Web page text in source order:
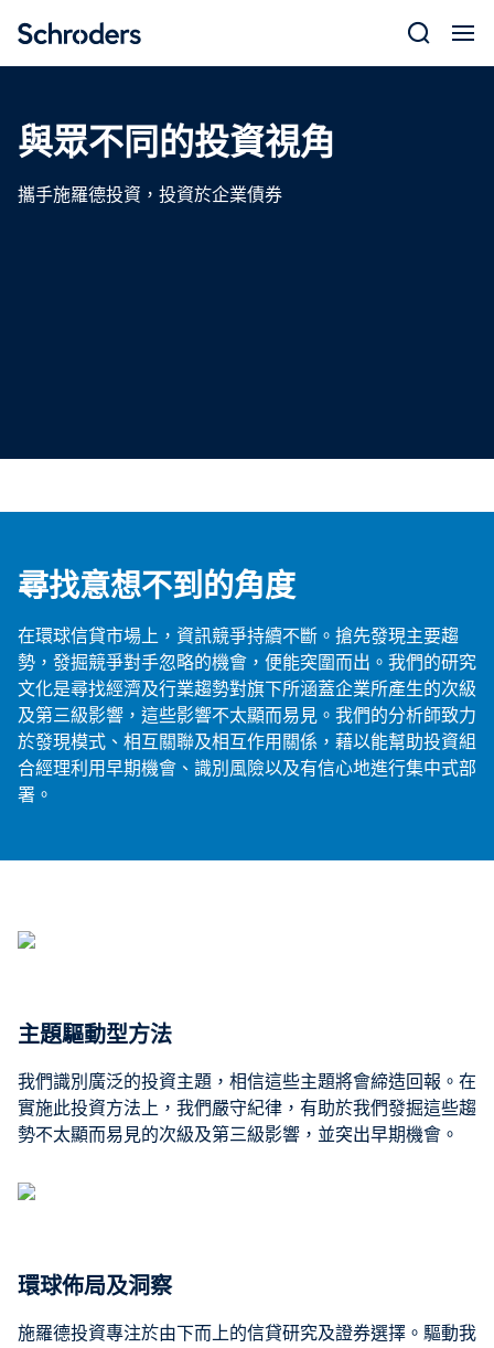
content
與眾不同的投資視角
攜手施羅德投資，投資於企業債券
尋找意想不到的角度
在環球信貸市場上，資訊競爭持續不斷。搶先發現主要趨
勢，發掘競爭對手忽略的機會，便能突圍而出。我們的研究
文化是尋找經濟及行業趨勢對旗下所涵蓋企業所產生的次級
及第三級影響，這些影響不太顯而易見。我們的分析師致力
於發現模式、相互關聯及相互作用關係，藉以能幫助投資組
合經理利用早期機會、識別風險以及有信心地進行集中式部
署。
主題驅動型方法
我們識別廣泛的投資主題，相信這些主題將會締造回報。在
實施此投資方法上，我們嚴守紀律，有助於我們發掘這些趨
勢不太顯而易見的次級及第三級影響，並突出早期機會。
環球佈局及洞察
施羅德投資專注於由下而上的信貸研究及證券選擇。驅動我